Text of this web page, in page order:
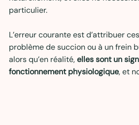
particulier.
L’erreur courante est d’attribuer
problème de succion ou à un frein
alors qu’en réalité, elles sont un
fonctionnement physiologique, et